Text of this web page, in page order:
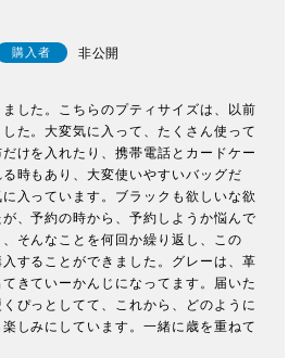
購入者
非公開
した。こちらのプティサイズは、以前
た。大変気に入って、たくさん使って
けを入れたり、携帯電話とカードケー
時もあり、大変使いやすいバッグだ
入っています。ブラックも欲しいな欲
、予約の時から、予約しようか悩んで
そんなことを何回か繰り返し、この
することができました。グレーは、革
きていーかんじになってます。届いた
ぴっとしてて、これから、どのように
しみにしています。一緒に歳を重ねて